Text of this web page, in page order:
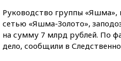
Руководство группы
сетью «Яшма-Золото»,
на сумму 7 млрд рублей. По
дело, сообщили в